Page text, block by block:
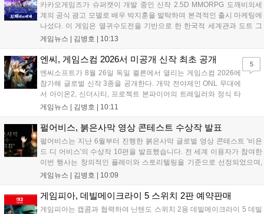
카카오게임즈가 슈퍼캣이 개발 중인 신작 2.5D MMORPG 도깨비의세
계의 공식 광고 모델로 배우 박지훈을 발탁하며 본격적인 출시 마케팅에
나섰다. 이 게임은 멸귀수도전을 기반으로 한 한국적 세계관과 도트 그
래픽이 특징이다. 오는 8월 사전등록을 시작으로 9월에는 쇼케이스를 통
즈는 박지훈의 이미지를 활용해 게임의 독창적인 재미를 알릴 계획이
다....
게임뉴스 | 김병호 10:13
엔씨, 게임스컴 2026서 미공개 신작 최초 공개
엔씨소프트가 8월 26일 독일 쾰른에서 열리는 게임스컴 2026에
참가해 글로벌 신작 3종을 공개한다. 개막 전야제인 ONL 무대에
서 아이온2, 신더시티, 프로젝트 본파이어의 트레일러와 정식 타
이틀이 발표될 예정이다. 특히 아이온2는 9월 30일 얼리액세스를
베일을 벗는다. 또한 북미 스튜디오가 개발 중인 길드워3는 B2B
관에 출품되어 글로벌 시장 공략에 나선다. 엔씨는 이번 행사를
통해 전 세계 이용자와의 접점을 확대하고 신작에 대한 기대감을
극대화할 계획이다....
게임뉴스 | 김병호 10:11
5
펄어비스, 붉은사막 영상 콘테스트 수상작 발표
펄어비스는 지난 6월부터 진행한 붉은사막 글로벌 영상 콘테스트 '비욘
드 디 어비스'의 수상작 10편을 발표했습니다. 전 세계 이용자가 참여한
이번 행사는 창의적인 플레이와 스토리텔링을 기준으로 선정되었으며,
수상자들에게는 펄어비스 사옥 '홈 원' 초청 혜택과 기념 주화 및 굿즈가
인공 클리프의 여정을 담은 액션 어드벤처 게임으로 기대를 모으고 있습
니다....
게임뉴스 | 김병호 10:09
게임피아, 데빌메이크라이 5 스위치 2판 예약판매
게임피아는 캡콤과 협력하여 닌텐도 스위치 2용 데빌메이크라이 5 데빌